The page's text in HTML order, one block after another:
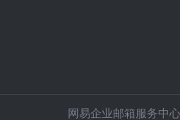
网易企业邮箱服务